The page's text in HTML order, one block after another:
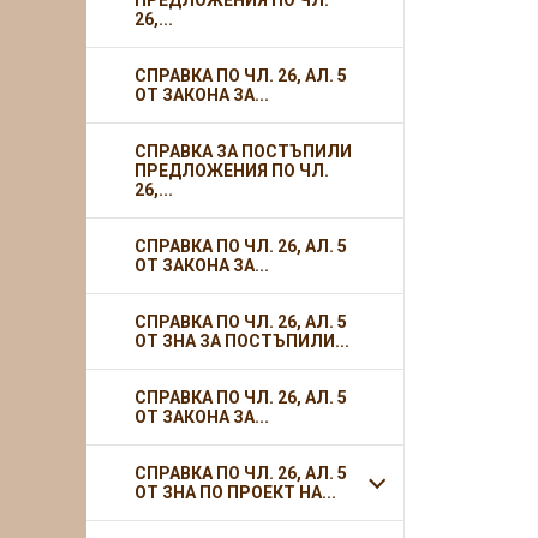
26,...
СПРАВКА ПО ЧЛ. 26, АЛ. 5
ОТ ЗАКОНА ЗА...
СПРАВКА ЗА ПОСТЪПИЛИ
ПРЕДЛОЖЕНИЯ ПО ЧЛ.
26,...
СПРАВКА ПО ЧЛ. 26, АЛ. 5
ОТ ЗАКОНА ЗА...
СПРАВКА ПО ЧЛ. 26, АЛ. 5
ОТ ЗНА ЗА ПОСТЪПИЛИ...
СПРАВКА ПО ЧЛ. 26, АЛ. 5
ОТ ЗАКОНА ЗА...
СПРАВКА ПО ЧЛ. 26, АЛ. 5
ОТ ЗНА ПО ПРОЕКТ НА...